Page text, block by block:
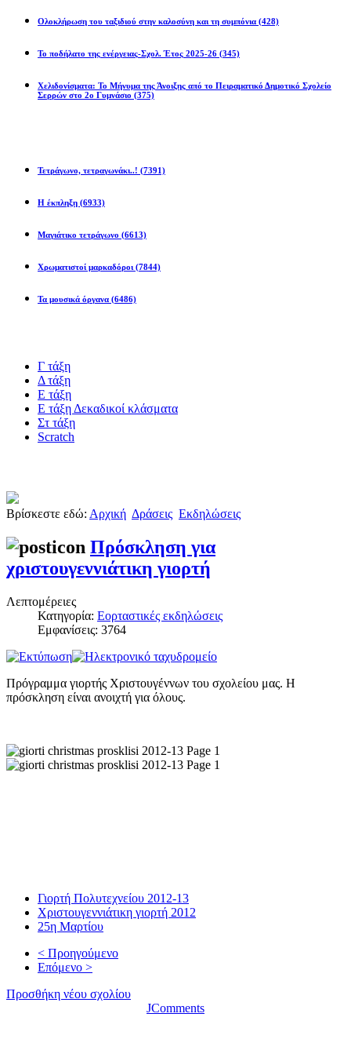
Ολοκλήρωση του ταξιδιού στην καλοσύνη και τη συμπόνια (428)
Το ποδήλατο της ενέργειας-Σχολ. Έτος 2025-26 (345)
Χελιδονίσματα: Το Μήνυμα της Άνοιξης από το Πειραματικό Δημοτικό Σχολείο
Σερρών στο 2ο Γυμνάσιο (375)
Τετράγωνο, τετραγωνάκι..! (7391)
Η έκπληξη (6933)
Μαγιάτικο τετράγωνο (6613)
Χρωματιστοί μαρκαδόροι (7844)
Τα μουσικά όργανα (6486)
Γ τάξη
Δ τάξη
Ε τάξη
Ε τάξη Δεκαδικοί κλάσματα
Στ τάξη
Scratch
Βρίσκεστε εδώ: Αρχική Δράσεις Εκδηλώσεις
Πρόσκληση για
χριστουγεννιάτικη γιορτή
Λεπτομέρειες
Κατηγορία: Εορταστικές εκδηλώσεις
Εμφανίσεις: 3764
Πρόγραμμα γιορτής Χριστουγέννων του σχολείου μας. Η
πρόσκληση είναι ανοιχτή για όλους.
Γιορτή Πολυτεχνείου 2012-13
Χριστουγεννιάτικη γιορτή 2012
25η Μαρτίου
< Προηγούμενο
Επόμενο >
Προσθήκη νέου σχολίου
JComments